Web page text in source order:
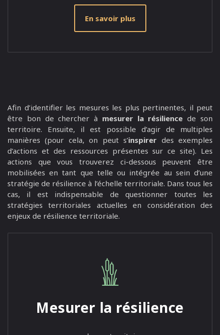
En savoir plus
Afin d’identifier les mesures les plus pertinentes, il peut
être bon de chercher à mesurer la résilience de son
territoire. Ensuite, il est possible d’agir de multiples
manières (pour cela, on peut s’inspirer des exemples
d’actions et des ressources présentes sur ce site). Les
actions que vous trouverez ci-dessous peuvent être
mobilisées en tant que telle ou intégrée au sein d’une
stratégie de résilience à l’échelle territoriale. Dans tous les
cas, il est indispensable de questionner toutes les
stratégies territoriales actuelles en considération des
enjeux de résilience territoriale.
Mesurer la résilience